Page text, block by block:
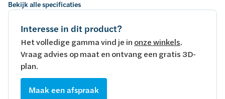
Bekijk alle specificaties
Interesse in dit product?
Het volledige gamma vind je in onze winkels.
Vraag advies op maat en ontvang een gratis 3D-
plan.
Maak een afspraak